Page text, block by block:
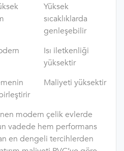
Yüksek
sıcaklıklarda
genleşebilir
Isı iletkenliği
yüksektir
Maliyeti yüksektir
modern çelik evlerde
vadede hem performans
en dengeli tercihlerden